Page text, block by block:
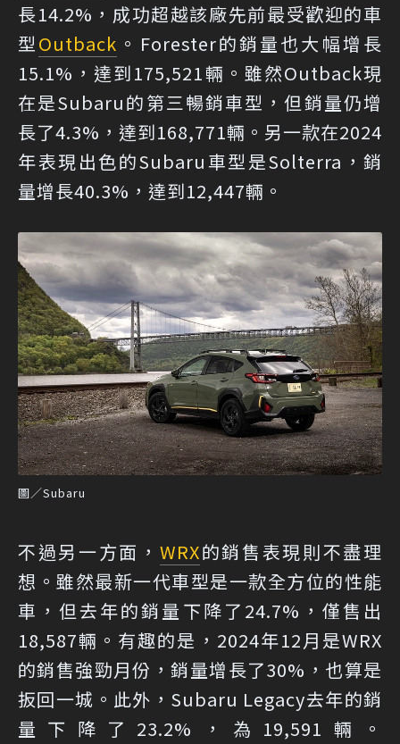
長14.2%，成功超越該廠先前最受歡迎的車
型Outback 。Forester的銷量也大幅增長
15.1%，達到175,521輛。雖然Outback現
在是Subaru的第三暢銷車型，但銷量仍增
長了4.3%，達到168,771輛。另一款在2024
年表現出色的Subaru車型是Solterra，銷
量增長40.3%，達到12,447輛。
圖／Subaru
不過另一方面， WRX的銷售表現則不盡理
想。雖然最新一代車型是一款全方位的性能
車，但去年的銷量下降了24.7%，僅售出
18,587輛。有趣的是，2024年12月是WRX
的銷售強勁月份，銷量增長了30%，也算是
扳回一城。此外，Subaru Legacy去年的銷
量下降了23.2%，為19,591輛。